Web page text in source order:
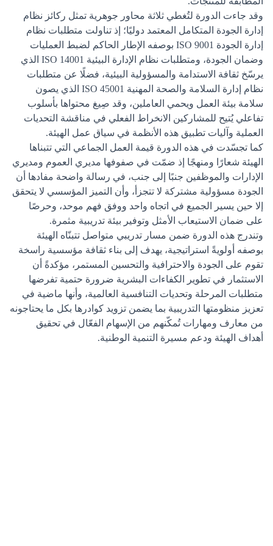
وقد جاءت الدورة لتُغطي ثلاثة محاور جوهرية تمثل ركائز نظام
إدارة الجودة المتكامل المعتمد دوليًا؛ إذ تناولت متطلبات نظام
إدارة الجودة ISO 9001 بوصفه الإطار الحاكم لضبط العمليات
وضمان الجودة، ومتطلبات نظام الإدارة البيئية ISO 14001 الذي
يرسّخ ثقافة الاستدامة والمسؤولية البيئية، فضلًا عن متطلبات
نظام إدارة السلامة والصحة المهنية ISO 45001 الذي يصون
سلامة بيئة العمل ويحمي العاملين، وقد صِيغ محتواها بأسلوب
تفاعلي يُتيح للمشاركين الانخراط الفعلي في مناقشة التحديات
العملية وآليات تطبيق هذه الأنظمة في سياق عمل الهيئة.
كما تجسّدت في هذه الدورة قيمة العمل الجماعي التي تتبناها
الهيئة شعارًا ومنهجًا إذ ضمّت في صفوفها مديري العموم ومديري
الإدارات والموظفين جنبًا إلى جنب، في رسالة واضحة مفادها أن
الجودة مسؤولية مشتركة لا تتجزأ، وأن التميز المؤسسي لا يتحقق
إلا حين يسير الجميع في اتجاه واحد ووفق فهم موحد، وحرصًا
على ضمان الاستيعاب الأمثل وتوفير بيئة تدريبية مثمرة.
وتندرج هذه الدورة ضمن مسار تدريبي متواصل تتبنّاه الهيئة
بوصفه أولويةً استراتيجية، يهدف إلى بناء ثقافة مؤسسية راسخة
تقوم على الجودة والاحترافية والتحسين المستمر، مؤكدةً أن
الاستثمار في تطوير الكفاءات البشرية ضرورة حتمية تفرضها
متطلبات المرحلة وتحديات التنافسية العالمية، وأنها ماضية في
تعزيز منظومتها التدريبية بما يضمن تزويد كوادرها بكل ما يحتاجونه
من معارف ومهارات تُمكّنهم من الإسهام الفعّال في تحقيق
أهداف الهيئة ودعم مسيرة التنمية الوطنية.